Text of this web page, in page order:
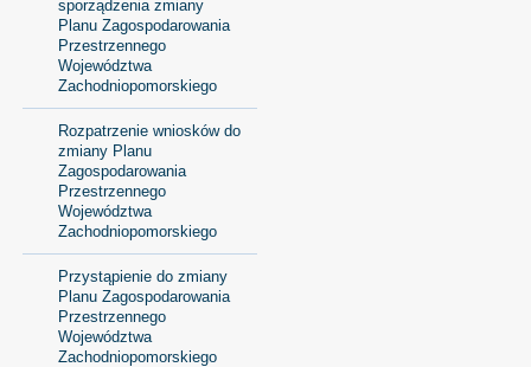
sporządzenia zmiany
Planu Zagospodarowania
Przestrzennego
Województwa
Zachodniopomorskiego
Rozpatrzenie wniosków do
zmiany Planu
Zagospodarowania
Przestrzennego
Województwa
Zachodniopomorskiego
Przystąpienie do zmiany
Planu Zagospodarowania
Przestrzennego
Województwa
Zachodniopomorskiego